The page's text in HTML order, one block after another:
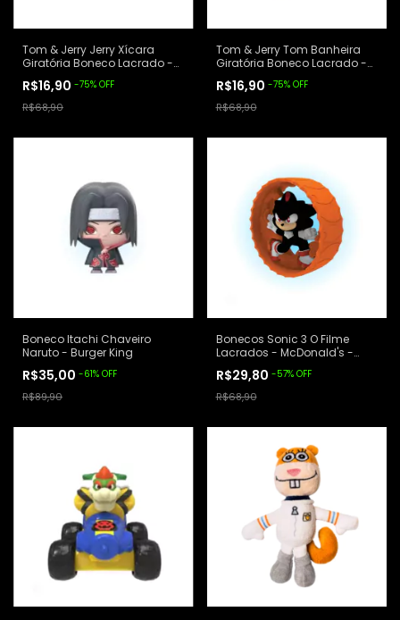
Tom & Jerry Jerry Xícara
Giratória Boneco Lacrado -
R$16,90 -75% OFF
R$68,90
Tom & Jerry Tom Banheira
Giratória Boneco Lacrado -
R$16,90 -75% OFF
R$68,90
Boneco Itachi Chaveiro
Naruto - Burger King
R$35,00 -61% OFF
R$89,90
Bonecos Sonic 3 O Filme
Lacrados - McDonald's -
R$29,80 -57% OFF
R$68,90